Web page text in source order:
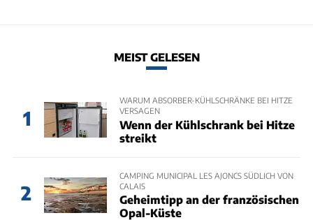
MEIST GELESEN
1
WARUM ABSORBER-KÜHLSCHRÄNKE BEI HITZE
VERSAGEN
Wenn der Kühlschrank bei Hitze
streikt
2
CAMPING MUNICIPAL LES AJONCS SÜDLICH VON
CALAIS
Geheimtipp an der französischen
Opal-Küste